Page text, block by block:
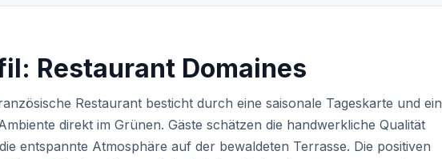
Restaurant Domaines
Restaurant besticht durch eine saisonale Tageskarte und ein
direkt im Grünen. Gäste schätzen die handwerkliche Qualität
entspannte Atmosphäre auf der bewaldeten Terrasse. Die positiven